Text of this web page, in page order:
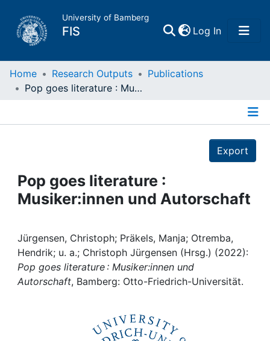
University of Bamberg
FIS Log In(current)
Home
People
Institutions
Awards
Home Research Outputs
Publications
Pop goes literature : Musiker:innen und Autorschaft
Export
Pop goes literature :
Musiker:innen und Autorschaft
Jürgensen, Christoph; Präkels, Manja; Otremba,
Hendrik; u. a.; Christoph Jürgensen (Hrsg.) (2022):
Pop goes literature : Musiker:innen und
Autorschaft, Bamberg: Otto-Friedrich-Universität.